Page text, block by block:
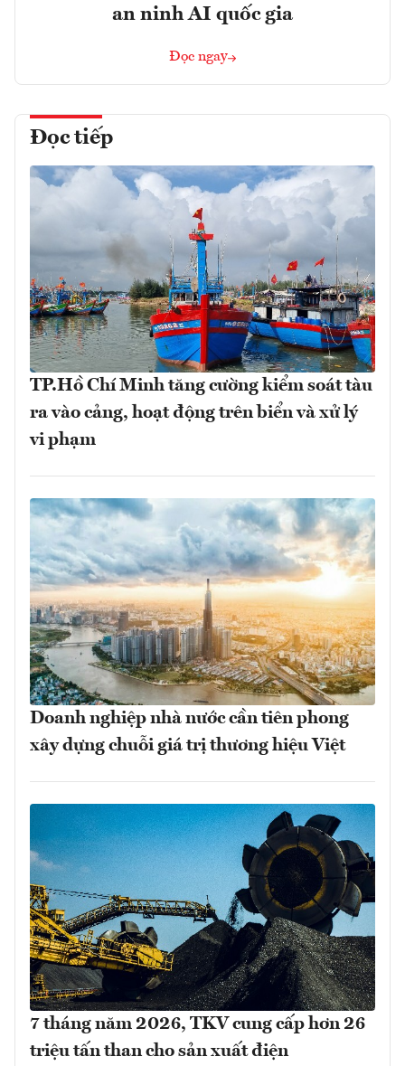
an ninh AI quốc gia
Đọc ngay
Đọc tiếp
TP.Hồ Chí Minh tăng cường kiểm soát tàu
ra vào cảng, hoạt động trên biển và xử lý
vi phạm
Doanh nghiệp nhà nước cần tiên phong
xây dựng chuỗi giá trị thương hiệu Việt
7 tháng năm 2026, TKV cung cấp hơn 26
triệu tấn than cho sản xuất điện